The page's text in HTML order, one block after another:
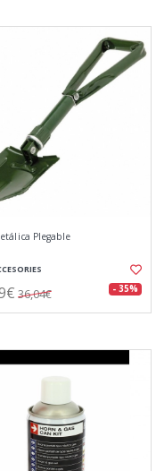
Plegable
36,04€ - 35%